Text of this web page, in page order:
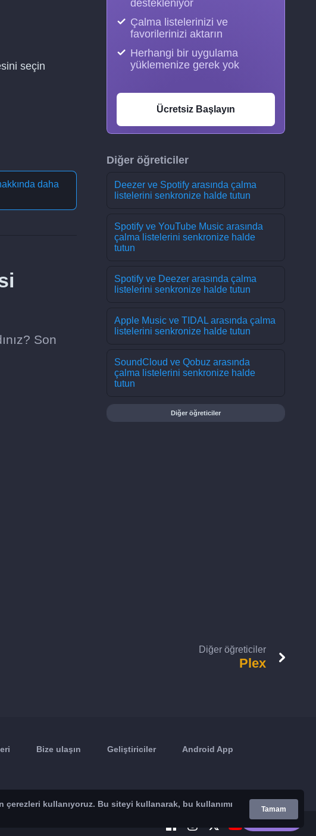
seçin
daha
Son
destekleniyor
Çalma listelerinizi ve
favorilerinizi aktarın
Herhangi bir uygulama
yüklemenize gerek yok
Ücretsiz Başlayın
Diğer öğreticiler
Deezer ve Spotify arasında çalma
listelerini senkronize halde tutun
Spotify ve YouTube Music arasında
çalma listelerini senkronize halde
tutun
Spotify ve Deezer arasında çalma
listelerini senkronize halde tutun
Apple Music ve TIDAL arasında çalma
listelerini senkronize halde tutun
SoundCloud ve Qobuz arasında
çalma listelerini senkronize halde
tutun
Diğer öğreticiler
Diğer öğreticiler
Plex
Bize ulaşın Geliştiriciler Android App
çerezleri kullanıyoruz. Bu siteyi kullanarak, bu kullanımı
Tamam